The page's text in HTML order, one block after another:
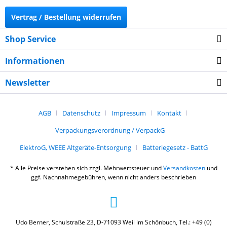
Vertrag / Bestellung widerrufen
Shop Service
Informationen
Newsletter
AGB Datenschutz Impressum
Kontakt
Verpackungsverordnung / VerpackG
ElektroG, WEEE Altgeräte-Entsorgung
Batteriegesetz - BattG
* Alle Preise verstehen sich zzgl. Mehrwertsteuer undVersandkostenund
ggf. Nachnahmegebühren, wenn nicht anders beschrieben
Udo Berner, Schulstraße 23, D-71093 Weil im Schönbuch, Tel.: +49 (0)